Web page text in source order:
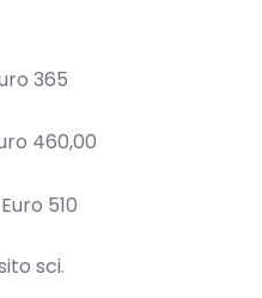
365
460,00
510
sci.